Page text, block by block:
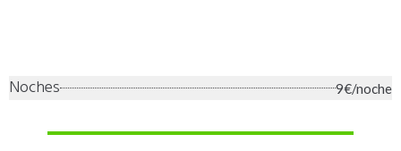
Noches 9€/noche